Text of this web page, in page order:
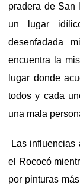
pradera de San
un lugar
desenfadada
encuentra la
lugar donde
todos y cada
una mala
Las influencias
el Rococó
por pinturas